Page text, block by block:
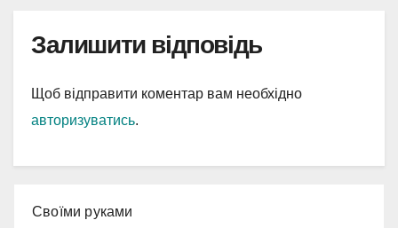
Залишити відповідь
Щоб відправити коментар вам необхідно
авторизуватись.
Cвоїми руками